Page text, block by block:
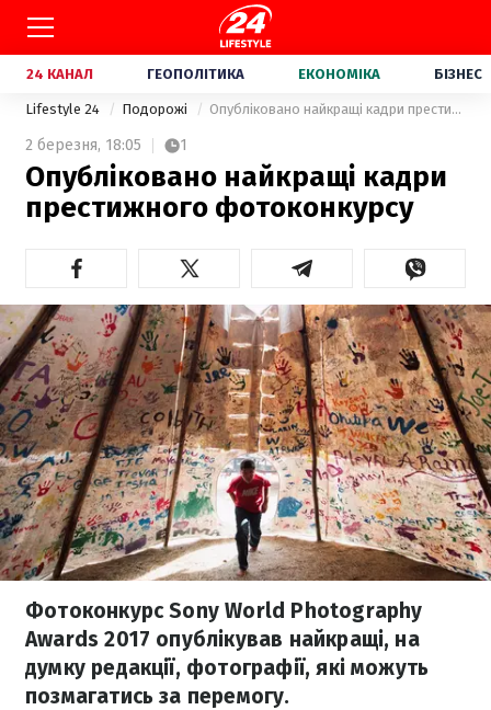
24 КАНАЛ ГЕОПОЛІТИКА ЕКОНОМІКА БІЗНЕС
Lifestyle 24 Подорожі Опубліковано найкращі кадри престижного фотоконкурсу
2 березня, 18:05 1
Опубліковано найкращі кадри
престижного фотоконкурсу
Фотоконкурс Sony World Photography
Awards 2017 опублікував найкращі, на
думку редакції, фотографії, які можуть
позмагатись за перемогу.